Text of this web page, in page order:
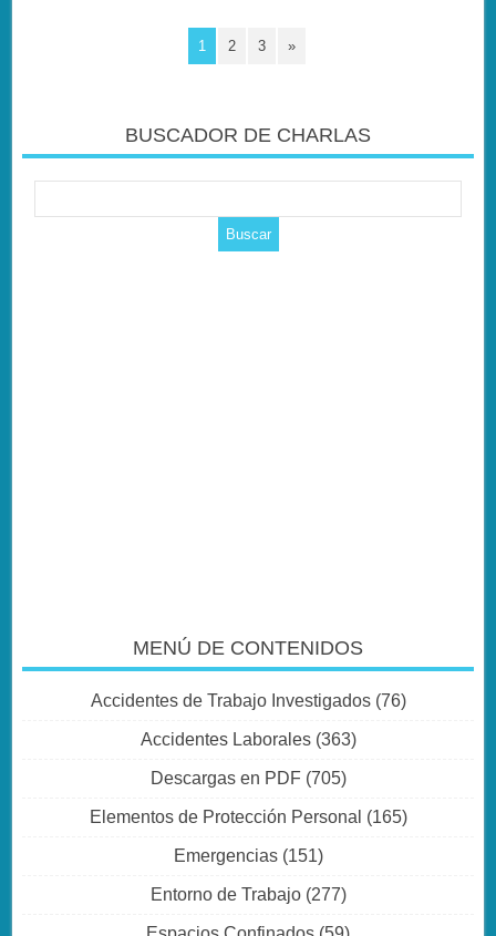
1 2 3 »
BUSCADOR DE CHARLAS
MENÚ DE CONTENIDOS
Accidentes de Trabajo Investigados(76)
Accidentes Laborales(363)
Descargas en PDF(705)
Elementos de Protección Personal (165)
Emergencias(151)
Entorno de Trabajo(277)